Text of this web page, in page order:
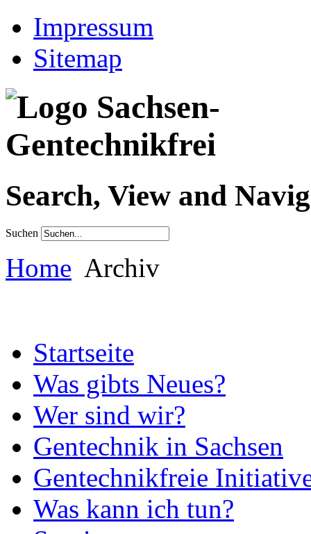
Impressum
Sitemap
Search, View and
Suchen
Home Archiv
Startseite
Was gibts Neues?
Wer sind wir?
Gentechnik in Sachsen
Gentechnikfreie
Was kann ich tun?